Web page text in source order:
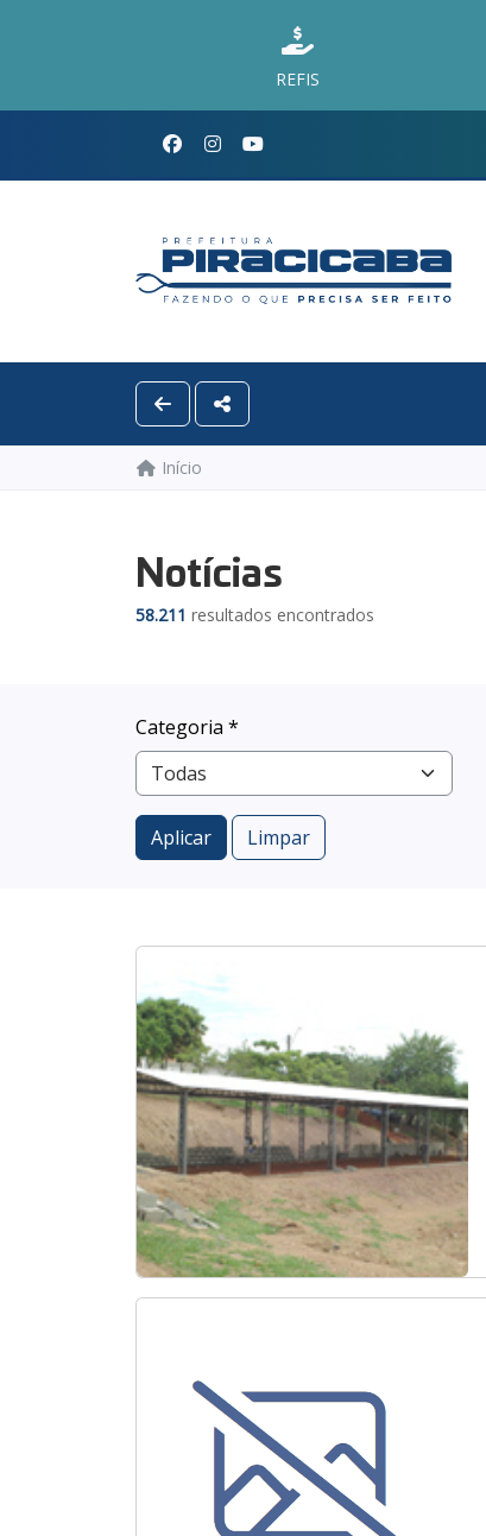
REFIS
Início
Notícias
58.211 resultados encontrados
Categoria *
Aplicar Limpar